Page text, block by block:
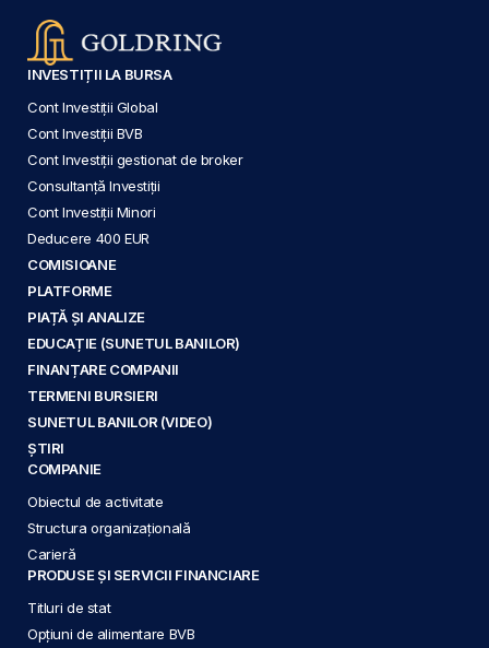
INVESTIȚII LA BURSA
Cont Investiții Global
Cont Investiții BVB
Cont Investiții gestionat de broker
Consultanță Investiții
Cont Investiții Minori
Deducere 400 EUR
COMISIOANE
PLATFORME
PIAȚĂ ȘI ANALIZE
EDUCAȚIE (SUNETUL BANILOR)
FINANȚARE COMPANII
TERMENI BURSIERI
SUNETUL BANILOR (VIDEO)
ȘTIRI
COMPANIE
Obiectul de activitate
Structura organizațională
Carieră
PRODUSE ȘI SERVICII FINANCIARE
Titluri de stat
Opțiuni de alimentare BVB